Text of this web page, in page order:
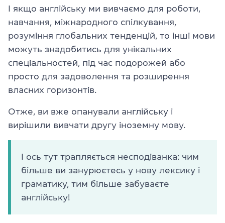
І якщо англійську ми вивчаємо для роботи,
навчання, міжнародного спілкування,
розуміння глобальних тенденцій, то інші мови
можуть знадобитись для унікальних
спеціальностей, під час подорожей або
просто для задоволення та розширення
власних горизонтів.
Отже, ви вже опанували англійську і
вирішили вивчати другу іноземну мову.
І ось тут трапляється несподіванка: чим
більше ви занурюєтесь у нову лексику і
граматику, тим більше забуваєте
англійську!